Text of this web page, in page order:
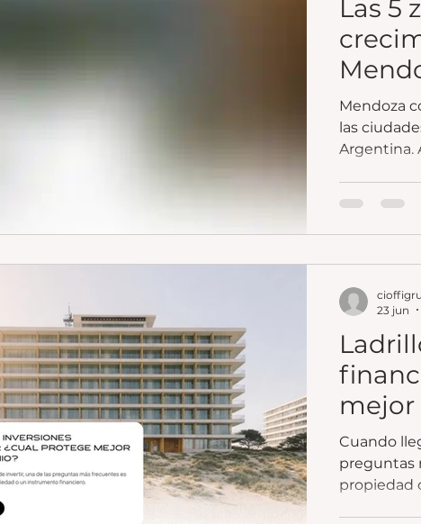
Las 5
Mendoza
las
Argentina.
Cuando
preguntas
propiedad
23 jun